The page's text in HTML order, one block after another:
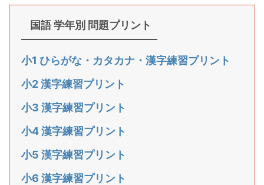
国語 学年別 問題プリント
小1 ひらがな・カタカナ・漢字練習プリント
小2 漢字練習プリント
小3 漢字練習プリント
小4 漢字練習プリント
小5 漢字練習プリント
小6 漢字練習プリント